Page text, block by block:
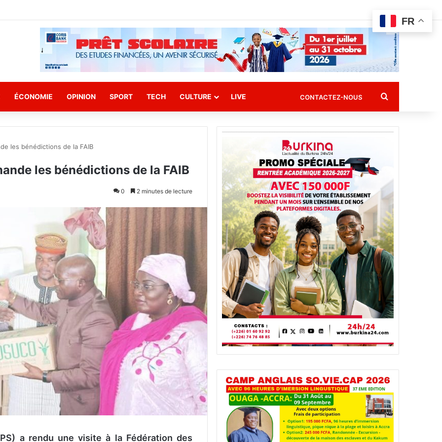
ÉCONOMIE OPINION SPORT TECH CULTURE LIVE CONTACTEZ-NOUS Rechercher
les bénédictions de la FAIB
les bénédictions de la FAIB
0 2 minutes de lecture
a rendu une visite à la Fédération des
FR